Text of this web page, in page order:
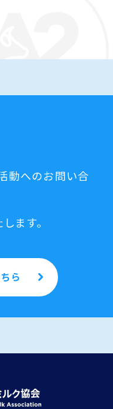
動へのお問い合
ます。
ら